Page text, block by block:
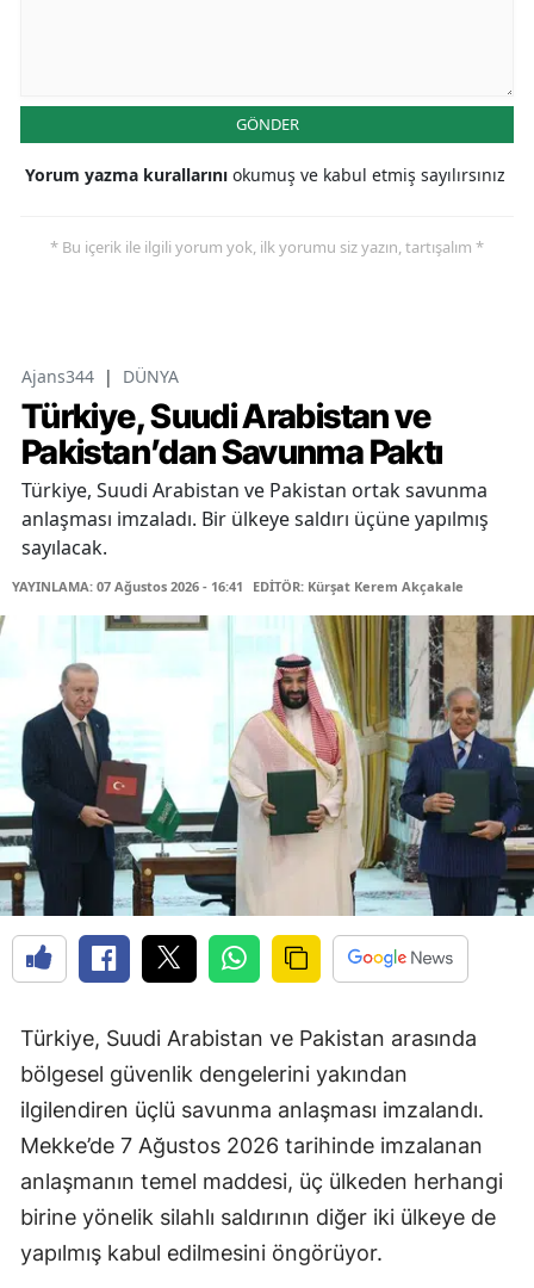
GÖNDER
Yorum yazma kurallarını okumuş ve kabul etmiş sayılırsınız
* Bu içerik ile ilgili yorum yok, ilk yorumu siz yazın, tartışalım *
Ajans344 | DÜNYA
Türkiye, Suudi Arabistan ve
Pakistan’dan Savunma Paktı
Türkiye, Suudi Arabistan ve Pakistan ortak savunma
anlaşması imzaladı. Bir ülkeye saldırı üçüne yapılmış
sayılacak.
YAYINLAMA: 07 Ağustos 2026 - 16:41 EDİTÖR: Kürşat Kerem Akçakale
Türkiye, Suudi Arabistan ve Pakistan arasında
bölgesel güvenlik dengelerini yakından
ilgilendiren üçlü savunma anlaşması imzalandı.
Mekke’de 7 Ağustos 2026 tarihinde imzalanan
anlaşmanın temel maddesi, üç ülkeden herhangi
birine yönelik silahlı saldırının diğer iki ülkeye de
yapılmış kabul edilmesini öngörüyor.